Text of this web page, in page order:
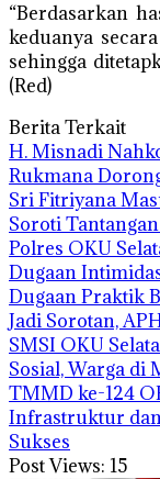
“Berdasarkan
keduanya
sehingga
(Red)
Berita Terkait
H. Misnadi
Rukmana
Sri Fitriyana
Soroti
Polres OKU
Dugaan
Dugaan Praktik
Jadi Sorotan,
SMSI OKU
Sosial, Warga di
TMMD ke-124
Infrastruktur
Sukses
Post Views: 15